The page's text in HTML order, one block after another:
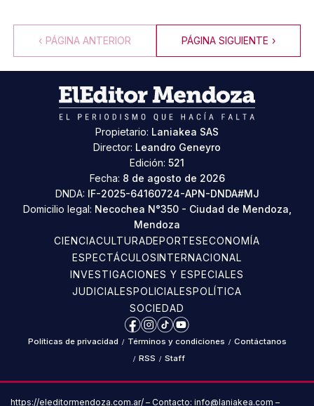
‹ PÁGINA ANTERIOR PÁGINA SIGUIENTE ›
Propietario: Laniakea SAS
Director: Leandro Geneyro
Edición: 521
Fecha: 8 de agosto de 2026
DNDA: IF-2025-64160724-APN-DNDA#MJ
Domicilio legal: Necochea N°350 - Ciudad de Mendoza,
Mendoza
CIENCIACULTURADEPORTESECONOMÍA
ESPECTÁCULOSINTERNACIONAL
INVESTIGACIONES Y ESPECIALES
JUDICIALESPOLICIALESPOLÍTICA
SOCIEDAD
Facebook
Instagram
TikTokYouTube
Políticas de privacidad / Términos y condiciones / Contáctanos
/ RSS / Staff
https://eleditormendoza.com.ar/ – Contacto: info@laniakea.com –